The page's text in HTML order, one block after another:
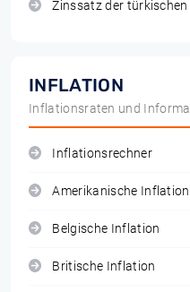
Zinssatz der
INFLATION
Inflationsraten und
Inflationsrechner
Amerikanische Inflation
Belgische Inflation
Britische Inflation